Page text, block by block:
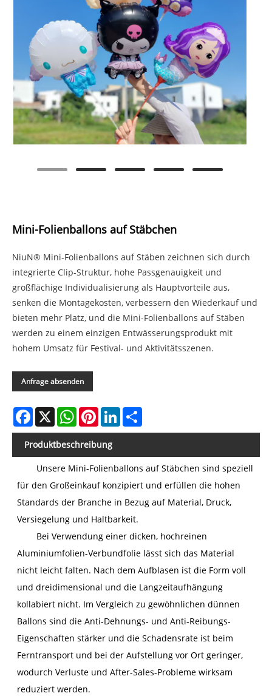
Mini-Folienballons auf Stäbchen
NiuN® Mini-Folienballons auf Stäben zeichnen sich durch
integrierte Clip-Struktur, hohe Passgenauigkeit und
großflächige Individualisierung als Hauptvorteile aus,
senken die Montagekosten, verbessern den Wiederkauf und
bieten mehr Platz, und die Mini-Folienballons auf Stäben
werden zu einem einzigen Entwässerungsprodukt mit
hohem Umsatz für Festival- und Aktivitätsszenen.
Anfrage absenden
Facebook
X WhatsAppPinterestLinkedIn
Produktbeschreibung
Unsere Mini-Folienballons auf Stäbchen sind speziell
für den Großeinkauf konzipiert und erfüllen die hohen
Standards der Branche in Bezug auf Material, Druck,
Versiegelung und Haltbarkeit.
Bei Verwendung einer dicken, hochreinen
Aluminiumfolien-Verbundfolie lässt sich das Material
nicht leicht falten. Nach dem Aufblasen ist die Form voll
und dreidimensional und die Langzeitaufhängung
kollabiert nicht. Im Vergleich zu gewöhnlichen dünnen
Ballons sind die Anti-Dehnungs- und Anti-Reibungs-
Eigenschaften stärker und die Schadensrate ist beim
Ferntransport und bei der Aufstellung vor Ort geringer,
wodurch Verluste und After-Sales-Probleme wirksam
reduziert werden.